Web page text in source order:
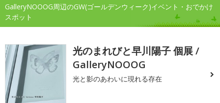
GalleryNOOOG周辺のGW(ゴールデンウィーク)イベント・おでかけ
スポット
光のまれびと早川陽子 個展 /
GalleryNOOOG
光と影のあわいに現れる存在